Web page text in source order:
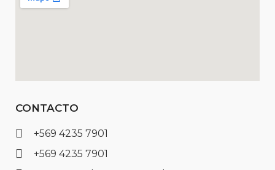
CONTACTO
+569 4235 7901
+569 4235 7901